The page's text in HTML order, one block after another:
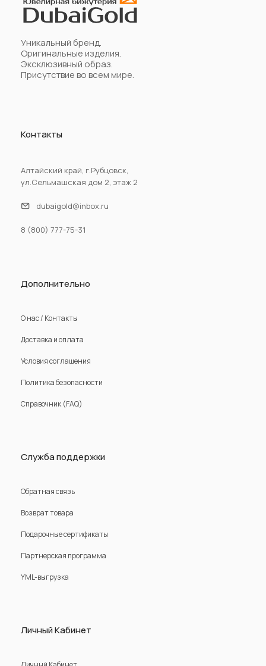
Уникальный бренд.
Оригинальные изделия.
Эксклюзивный образ.
Присутствие во всем мире.
Контакты
Алтайский край, г.Рубцовск,
ул.Сельмашская дом 2, этаж 2
dubaigold@inbox.ru
8 (800) 777-75-31
Дополнительно
О нас / Контакты
Доставка и оплата
Условия соглашения
Политика безопасности
Справочник (FAQ)
Служба поддержки
Обратная связь
Возврат товара
Подарочные сертификаты
Партнерская программа
YML-выгрузка
Личный Кабинет